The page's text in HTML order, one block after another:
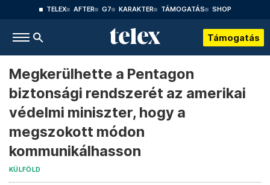
TELEX AFTER G7 KARAKTER TÁMOGATÁS SHOP
Támogatás
Megkerülhette a Pentagon
biztonsági rendszerét az amerikai
védelmi miniszter, hogy a
megszokott módon
kommunikálhasson
KÜLFÖLD